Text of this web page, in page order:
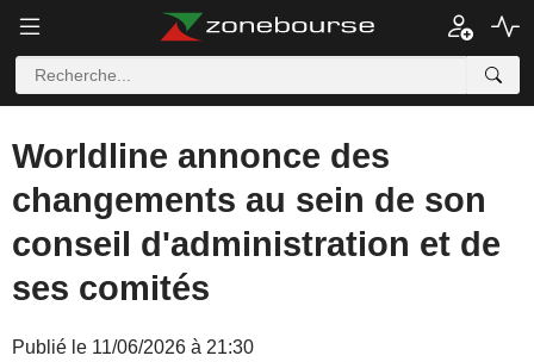
Worldline annonce des
changements au sein de son
conseil d'administration et de
ses comités
Publié le 11/06/2026 à 21:30